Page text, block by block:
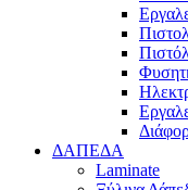
ΔΑΠΕΔΑ
Laminate